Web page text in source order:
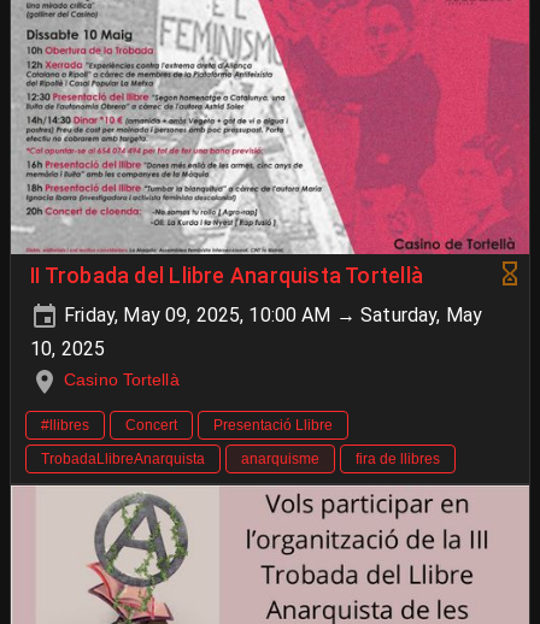
II Trobada del Llibre Anarquista Tortellà
Friday, May 09, 2025, 10:00 AM → Saturday, May
10, 2025
Casino Tortellà
#llibres Concert
Presentació Llibre
TrobadaLlibreAnarquista
anarquisme fira de llibres